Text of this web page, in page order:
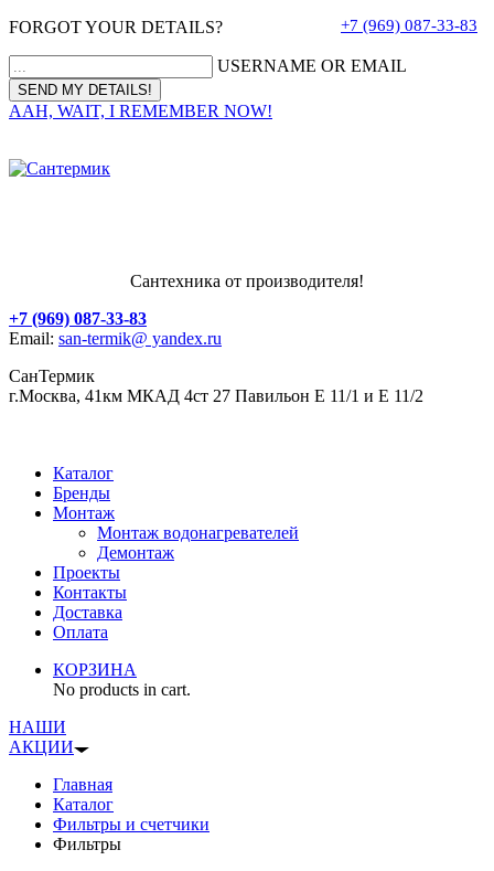
FORGOT YOUR DETAILS?
USERNAME OR EMAIL
AAH, WAIT, I REMEMBER NOW!
+7 (969) 087-33-83
Сантехника от производителя!
+7 (969) 087-33-83
Email: san-termik@ yandex.ru
СанТермик
г.Москва, 41км МКАД 4ст 27 Павильон Е 11/1 и Е 11/2
Каталог
Бренды
Монтаж
Монтаж водонагревателей
Демонтаж
Проекты
Контакты
Доставка
Оплата
КОРЗИНА
No products in cart.
НАШИ
АКЦИИ
Главная
Каталог
Фильтры и счетчики
Фильтры